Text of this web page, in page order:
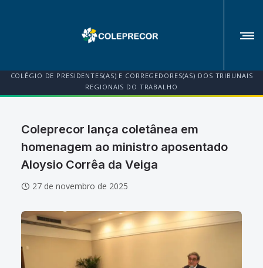
COLÉGIO DE PRESIDENTES(AS) E CORREGEDORES(AS) DOS TRIBUNAIS
REGIONAIS DO TRABALHO
Coleprecor lança coletânea em
homenagem ao ministro aposentado
Aloysio Corrêa da Veiga
27 de novembro de 2025